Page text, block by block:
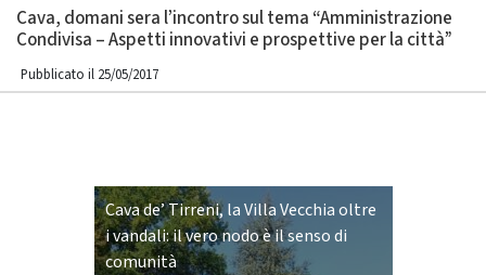
Cava, domani sera l’incontro sul tema “Amministrazione
Condivisa – Aspetti innovativi e prospettive per la città”
Pubblicato il 25/05/2017
Cava de’ Tirreni, la Villa Vecchia oltre
i vandali: il vero nodo è il senso di
comunità